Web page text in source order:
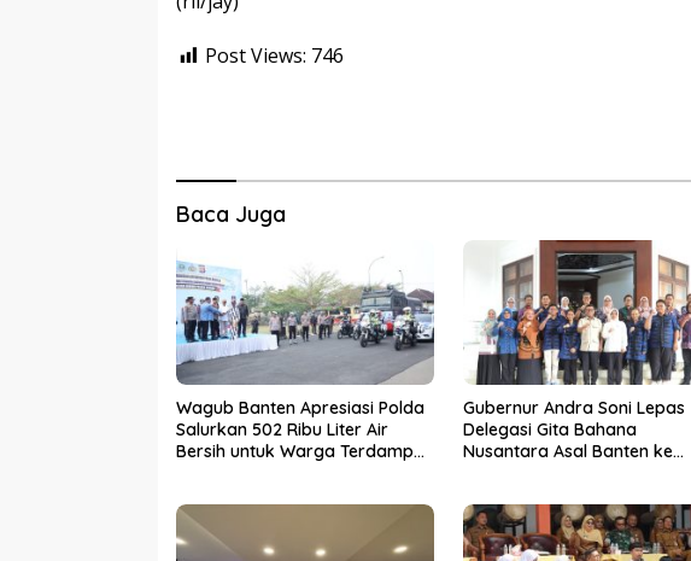
Post Views: 746
Baca Juga
Wagub Banten Apresiasi Polda
Salurkan 502 Ribu Liter Air
Bersih untuk Warga Terdampak
Gubernur Andra Soni Lepas
Delegasi Gita Bahana
Nusantara Asal Banten ke